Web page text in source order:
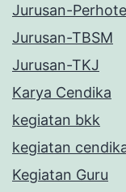
Jurusan-
Jurusan-TBSM
Jurusan-TKJ
Karya Cendika
kegiatan bkk
kegiatan
Kegiatan Guru